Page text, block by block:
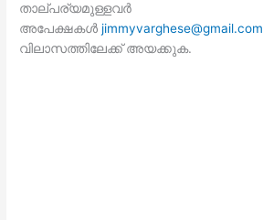
താല്പര്യമുള്ളവർ
അപേക്ഷകൾjimmyvarghese@gmail.com
വിലാസത്തിലേക്ക് അയക്കുക.